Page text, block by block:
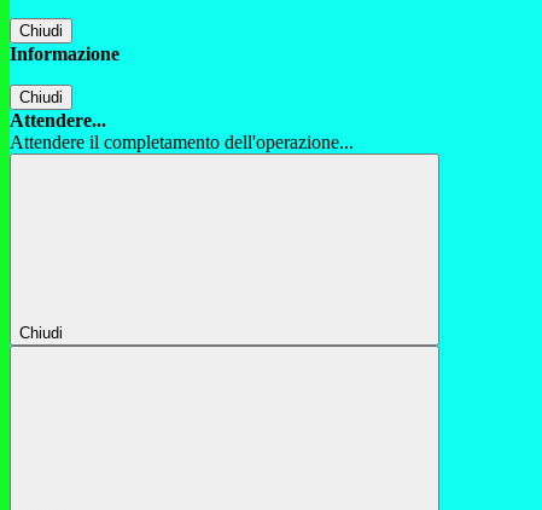
Chiudi
Informazione
Chiudi
Attendere...
Attendere il completamento dell'operazione...
Chiudi